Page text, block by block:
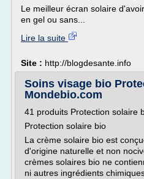
Le meilleur écran solaire
en gel ou sans...
Lire la suite
Site : http://blogdesante.info
Soins visage bio
Mondebio.com
41 produits Protection solaire
Protection solaire bio
La crème solaire bio est
d'origine naturelle et non
crèmes solaires bio ne
ni autres ingrédients